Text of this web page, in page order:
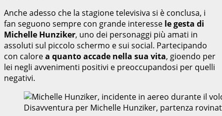
Anche adesso che la stagione televisiva si è conclusa, i
fan seguono sempre con grande interesse le gesta di
Michelle Hunziker, uno dei personaggi più amati in
assoluti sul piccolo schermo e sui social. Partecipando
con calorea quanto accade nella sua vita, gioendo per
lei negli avvenimenti positivi e preoccupandosi per quelli
negativi.
Disavventura per Michelle Hunziker, partenza